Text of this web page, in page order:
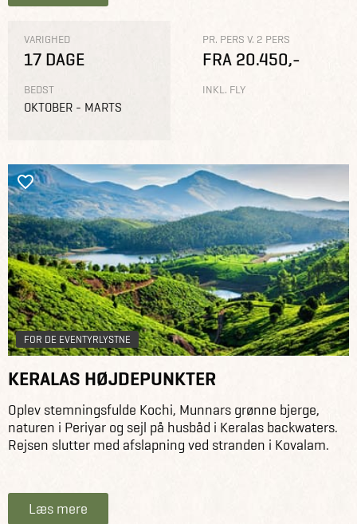
VARIGHED
17 DAGE
BEDST
OKTOBER - MARTS
PR. PERS V. 2 PERS
FRA 20.450,-
INKL. FLY
FOR DE EVENTYRLYSTNE
KERALAS HØJDEPUNKTER
Oplev stemningsfulde Kochi, Munnars grønne bjerge,
naturen i Periyar og sejl på husbåd i Keralas backwaters.
Rejsen slutter med afslapning ved stranden i Kovalam.
Læs mere